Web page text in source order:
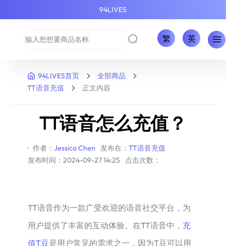
94LIVES
繁 英
94LIVES首页
全部商品
TT语音充值
正文内容
TT语音怎么充值？
作者： Jessica Chen 发布在： TT语音充值
发布时间：2024-09-27 14:25
点击次数：
TT语音作为一款广受欢迎的语音社交平台，为
用户提供了丰富的互动体验。在TT语音中， 充
值T豆是用户常见的需求之一，因为T豆可以用